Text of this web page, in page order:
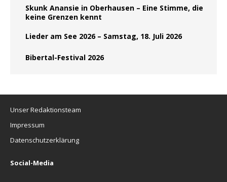
Skunk Anansie in Oberhausen – Eine Stimme, die
keine Grenzen kennt
Lieder am See 2026 – Samstag, 18. Juli 2026
Bibertal-Festival 2026
Unser Redaktionsteam
Impressum
Datenschutzerklärung
Social-Media